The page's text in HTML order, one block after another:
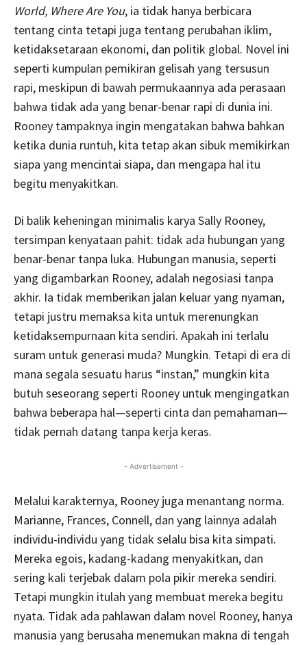
World, Where Are You, ia tidak hanya berbicara
tentang cinta tetapi juga tentang perubahan iklim,
ketidaksetaraan ekonomi, dan politik global. Novel ini
seperti kumpulan pemikiran gelisah yang tersusun
rapi, meskipun di bawah permukaannya ada perasaan
bahwa tidak ada yang benar-benar rapi di dunia ini.
Rooney tampaknya ingin mengatakan bahwa bahkan
ketika dunia runtuh, kita tetap akan sibuk memikirkan
siapa yang mencintai siapa, dan mengapa hal itu
begitu menyakitkan.
Di balik keheningan minimalis karya Sally Rooney,
tersimpan kenyataan pahit: tidak ada hubungan yang
benar-benar tanpa luka. Hubungan manusia, seperti
yang digambarkan Rooney, adalah negosiasi tanpa
akhir. Ia tidak memberikan jalan keluar yang nyaman,
tetapi justru memaksa kita untuk merenungkan
ketidaksempurnaan kita sendiri. Apakah ini terlalu
suram untuk generasi muda? Mungkin. Tetapi di era di
mana segala sesuatu harus “instan,” mungkin kita
butuh seseorang seperti Rooney untuk mengingatkan
bahwa beberapa hal—seperti cinta dan pemahaman—
tidak pernah datang tanpa kerja keras.
- Advertisement -
Melalui karakternya, Rooney juga menantang norma.
Marianne, Frances, Connell, dan yang lainnya adalah
individu-individu yang tidak selalu bisa kita simpati.
Mereka egois, kadang-kadang menyakitkan, dan
sering kali terjebak dalam pola pikir mereka sendiri.
Tetapi mungkin itulah yang membuat mereka begitu
nyata. Tidak ada pahlawan dalam novel Rooney, hanya
manusia yang berusaha menemukan makna di tengah